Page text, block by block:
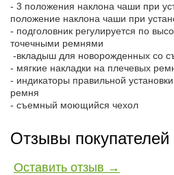
- 3 положения наклона чаши при
положение наклона чаши при
- подголовник регулируется по
точечными ремнями
-вкладыш для новорожденных со
- мягкие накладки на плечевых
- индикаторы правильной
ремня
- съемный моющийся чехол
Отзывы покупателей
Оставить отзыв →